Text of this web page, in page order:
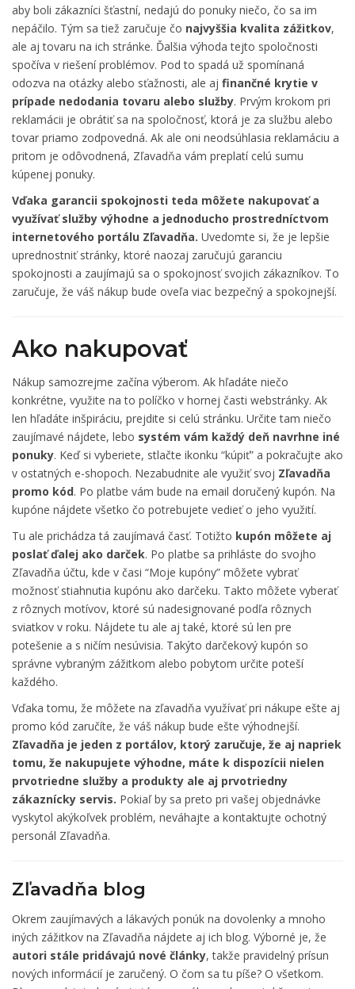
aby boli zákazníci šťastní, nedajú do ponuky niečo, čo sa im
nepáčilo. Tým sa tiež zaručuje čo najvyššia kvalita zážitkov,
ale aj tovaru na ich stránke. Ďalšia výhoda tejto spoločnosti
spočíva v riešení problémov. Pod to spadá už spomínaná
odozva na otázky alebo sťažnosti, ale aj finančné krytie v
prípade nedodania tovaru alebo služby. Prvým krokom pri
reklamácii je obrátiť sa na spoločnosť, ktorá je za službu alebo
tovar priamo zodpovedná. Ak ale oni neodsúhlasia reklamáciu a
pritom je odôvodnená, Zľavadňa vám preplatí celú sumu
kúpenej ponuky.
Vďaka garancii spokojnosti teda môžete nakupovať a
využívať služby výhodne a jednoducho prostredníctvom
internetového portálu Zľavadňa. Uvedomte si, že je lepšie
uprednostniť stránky, ktoré naozaj zaručujú garanciu
spokojnosti a zaujímajú sa o spokojnosť svojich zákazníkov. To
zaručuje, že váš nákup bude oveľa viac bezpečný a spokojnejší.
Ako nakupovať
Nákup samozrejme začína výberom. Ak hľadáte niečo
konkrétne, využite na to políčko v hornej časti webstránky. Ak
len hľadáte inšpiráciu, prejdite si celú stránku. Určite tam niečo
zaujímavé nájdete, lebo systém vám každý deň navrhne iné
ponuky. Keď si vyberiete, stlačte ikonku “kúpiť” a pokračujte ako
v ostatných e-shopoch. Nezabudnite ale využiť svoj Zľavadňa
promo kód. Po platbe vám bude na email doručený kupón. Na
kupóne nájdete všetko čo potrebujete vedieť o jeho využití.
Tu ale prichádza tá zaujímavá časť. Totižto kupón môžete aj
poslať ďalej ako darček. Po platbe sa prihláste do svojho
Zľavadňa účtu, kde v časi “Moje kupóny” môžete vybrať
možnosť stiahnutia kupónu ako darčeku. Takto môžete vyberať
z rôznych motívov, ktoré sú nadesignované podľa rôznych
sviatkov v roku. Nájdete tu ale aj také, ktoré sú len pre
potešenie a s ničím nesúvisia. Takýto darčekový kupón so
správne vybraným zážitkom alebo pobytom určite poteší
každého.
Vďaka tomu, že môžete na zľavadňa využívať pri nákupe ešte aj
promo kód zaručíte, že váš nákup bude ešte výhodnejší.
Zľavadňa je jeden z portálov, ktorý zaručuje, že aj napriek
tomu, že nakupujete výhodne, máte k dispozícii nielen
prvotriedne služby a produkty ale aj prvotriedny
zákaznícky servis. Pokiaľ by sa preto pri vašej objednávke
vyskytol akýkoľvek problém, neváhajte a kontaktujte ochotný
personál Zľavadňa.
Zľavadňa blog
Okrem zaujímavých a lákavých ponúk na dovolenky a mnoho
iných zážitkov na Zľavadňa nájdete aj ich blog. Výborné je, že
autori stále pridávajú nové články, takže pravidelný prísun
nových informácií je zaručený. O čom sa tu píše? O všetkom.